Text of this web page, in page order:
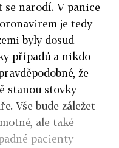
se narodí. V panice
je tedy
byly dosud
případů a nikdo
že
stanou stovky
Vše bude záležet
ale také
pacienty